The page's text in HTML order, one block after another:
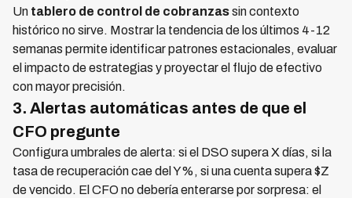
Un tablero de control de cobranzassin contexto
histórico no sirve. Mostrar la tendencia de los últimos 4-12
semanas permite identificar patrones estacionales, evaluar
el impacto de estrategias y proyectar el flujo de efectivo
con mayor precisión.
3. Alertas automáticas antes de que el
CFO pregunte
Configura umbrales de alerta: si el DSO supera X días, si la
tasa de recuperación cae del Y%, si una cuenta supera $Z
de vencido. El CFO no debería enterarse por sorpresa: el